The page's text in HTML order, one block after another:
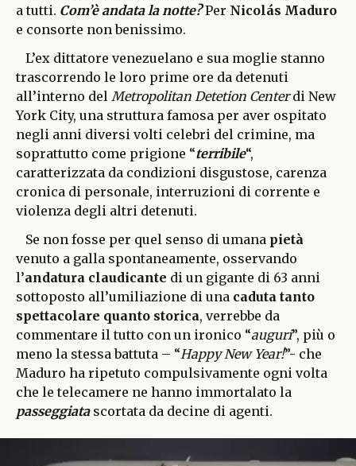
a tutti. Com’è andata la notte?Per Nicolás Maduro
e consorte non benissimo.
L’ex dittatore venezuelano e sua moglie stanno
trascorrendo le loro prime ore da detenuti
all’interno del Metropolitan Detetion Centerdi New
York City, una struttura famosa per aver ospitato
negli anni diversi volti celebri del crimine, ma
soprattutto come prigione “terribile“,
caratterizzata da condizioni disgustose, carenza
cronica di personale, interruzioni di corrente e
violenza degli altri detenuti.
Se non fosse per quel senso di umana pietà
venuto a galla spontaneamente, osservando
l’andatura claudicante di un gigante di 63 anni
sottoposto all’umiliazione di una caduta tanto
spettacolare quanto storica, verrebbe da
commentare il tutto con un ironico “auguri”, più o
meno la stessa battuta – “Happy New Year!”- che
Maduro ha ripetuto compulsivamente ogni volta
che le telecamere ne hanno immortalato la
passeggiatascortata da decine di agenti.